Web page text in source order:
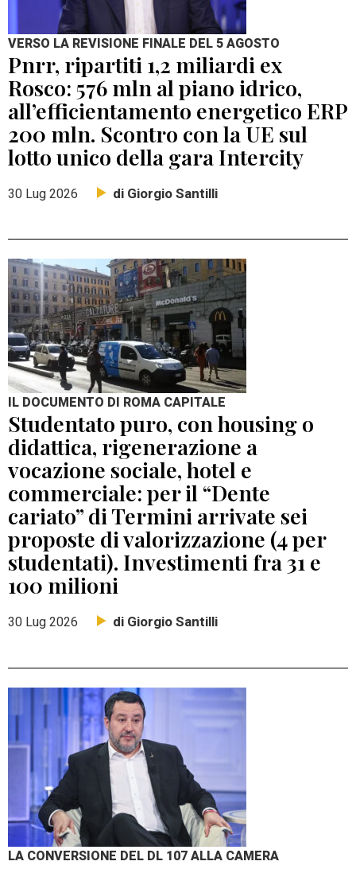
VERSO LA REVISIONE FINALE DEL 5 AGOSTO
Pnrr, ripartiti 1,2 miliardi ex
Rosco: 576 mln al piano idrico,
all’efficientamento energetico ERP
200 mln. Scontro con la UE sul
lotto unico della gara Intercity
30 Lug 2026 di Giorgio Santilli
IL DOCUMENTO DI ROMA CAPITALE
Studentato puro, con housing o
didattica, rigenerazione a
vocazione sociale, hotel e
commerciale: per il “Dente
cariato” di Termini arrivate sei
proposte di valorizzazione (4 per
studentati). Investimenti fra 31 e
100 milioni
30 Lug 2026 di Giorgio Santilli
LA CONVERSIONE DEL DL 107 ALLA CAMERA